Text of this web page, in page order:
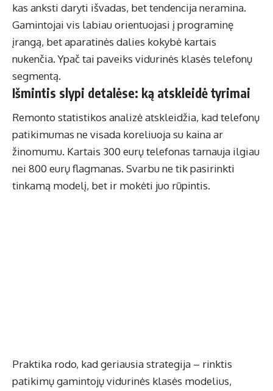
kas anksti daryti išvadas, bet tendencija neramina.
Gamintojai vis labiau orientuojasi į programinę
įrangą, bet aparatinės dalies kokybė kartais
nukenčia. Ypač tai paveiks vidurinės klasės telefonų
segmentą.
Išmintis slypi detalėse: ką atskleidė tyrimai
Remonto statistikos analizė atskleidžia, kad telefonų
patikimumas ne visada koreliuoja su kaina ar
žinomumu. Kartais 300 eurų telefonas tarnauja ilgiau
nei 800 eurų flagmanas. Svarbu ne tik pasirinkti
tinkamą modelį, bet ir mokėti juo rūpintis.
Praktika rodo, kad geriausia strategija – rinktis
patikimų gamintojų vidurinės klasės modelius,